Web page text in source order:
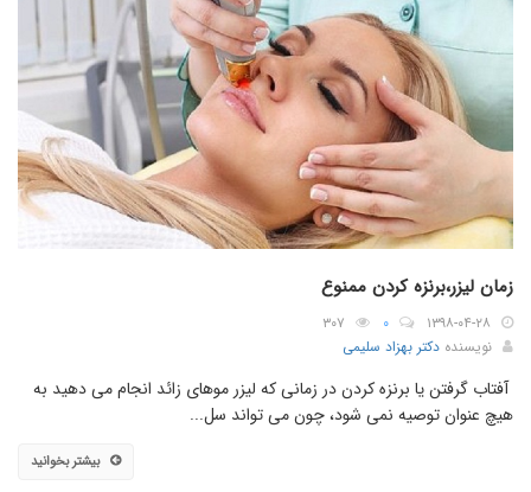
زمان لیزر،برنزه کردن ممنوع
۱۳۹۸-۰۴-۲۸ ۰
۳۰۷
نویسنده دکتر بهزاد سلیمی
آفتاب گرفتن یا برنزه کردن در زمانی که لیزر موهای زائد انجام می دهید به
هیچ عنوان توصیه نمی شود، چون می تواند سل...
بیشتر بخوانید